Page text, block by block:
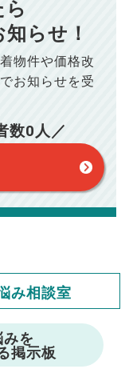
円
円
算しています。
ております。
金利が変わらない設
を保証するものでは
かなる損害について
談ください。
きます
所得税が発生する
署などにご確認く
、手残り金額を
っ越し費用、住
ておりませんの
）
らせ！
物件や価格改
お知らせを受
数0 人／
み相談室
を
掲示板